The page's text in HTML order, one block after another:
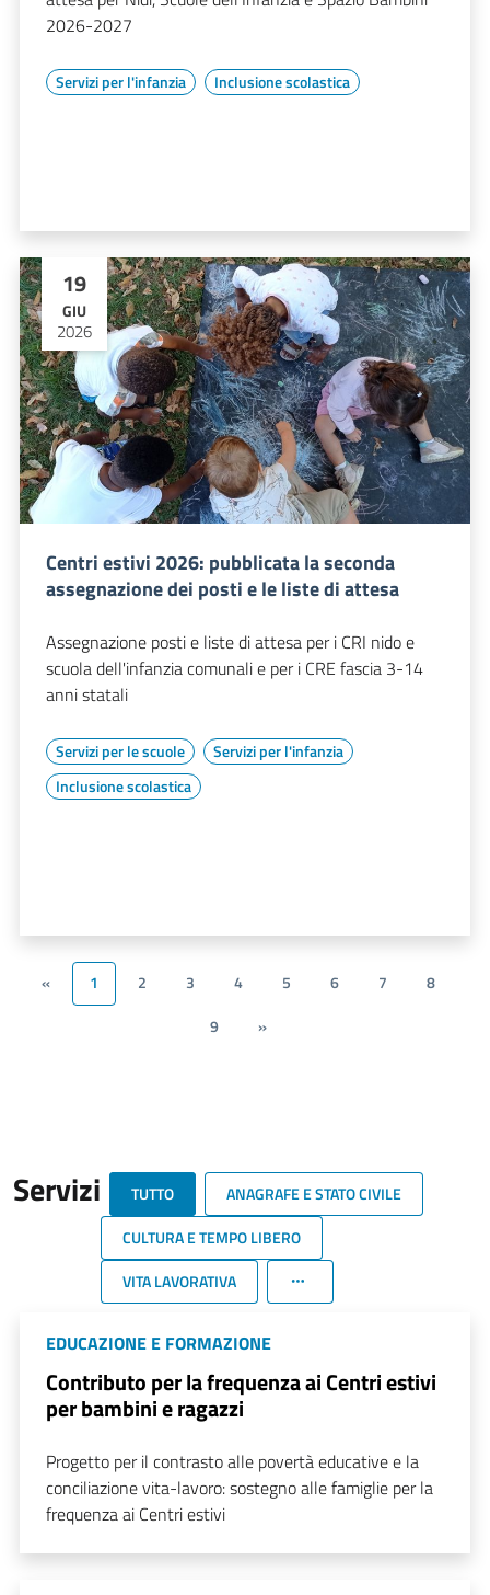
2026-2027
Servizi per l'infanzia Inclusione scolastica
19
GIU
2026
Centri estivi 2026: pubblicata la seconda
assegnazione dei posti e le liste di attesa
Assegnazione posti e liste di attesa per i CRI nido e
scuola dell'infanzia comunali e per i CRE fascia 3-14
anni statali
Servizi per le scuole
Servizi per l'infanzia
Inclusione scolastica
« 1 2 3 4 5 6 7
8
9
»
Servizi TUTTO
ANAGRAFE E STATO CIVILE
CULTURA E TEMPO LIBERO
VITA LAVORATIVA
EDUCAZIONE E FORMAZIONE
Contributo per la frequenza ai Centri estivi
per bambini e ragazzi
Progetto per il contrasto alle povertà educative e la
conciliazione vita-lavoro: sostegno alle famiglie per la
frequenza ai Centri estivi